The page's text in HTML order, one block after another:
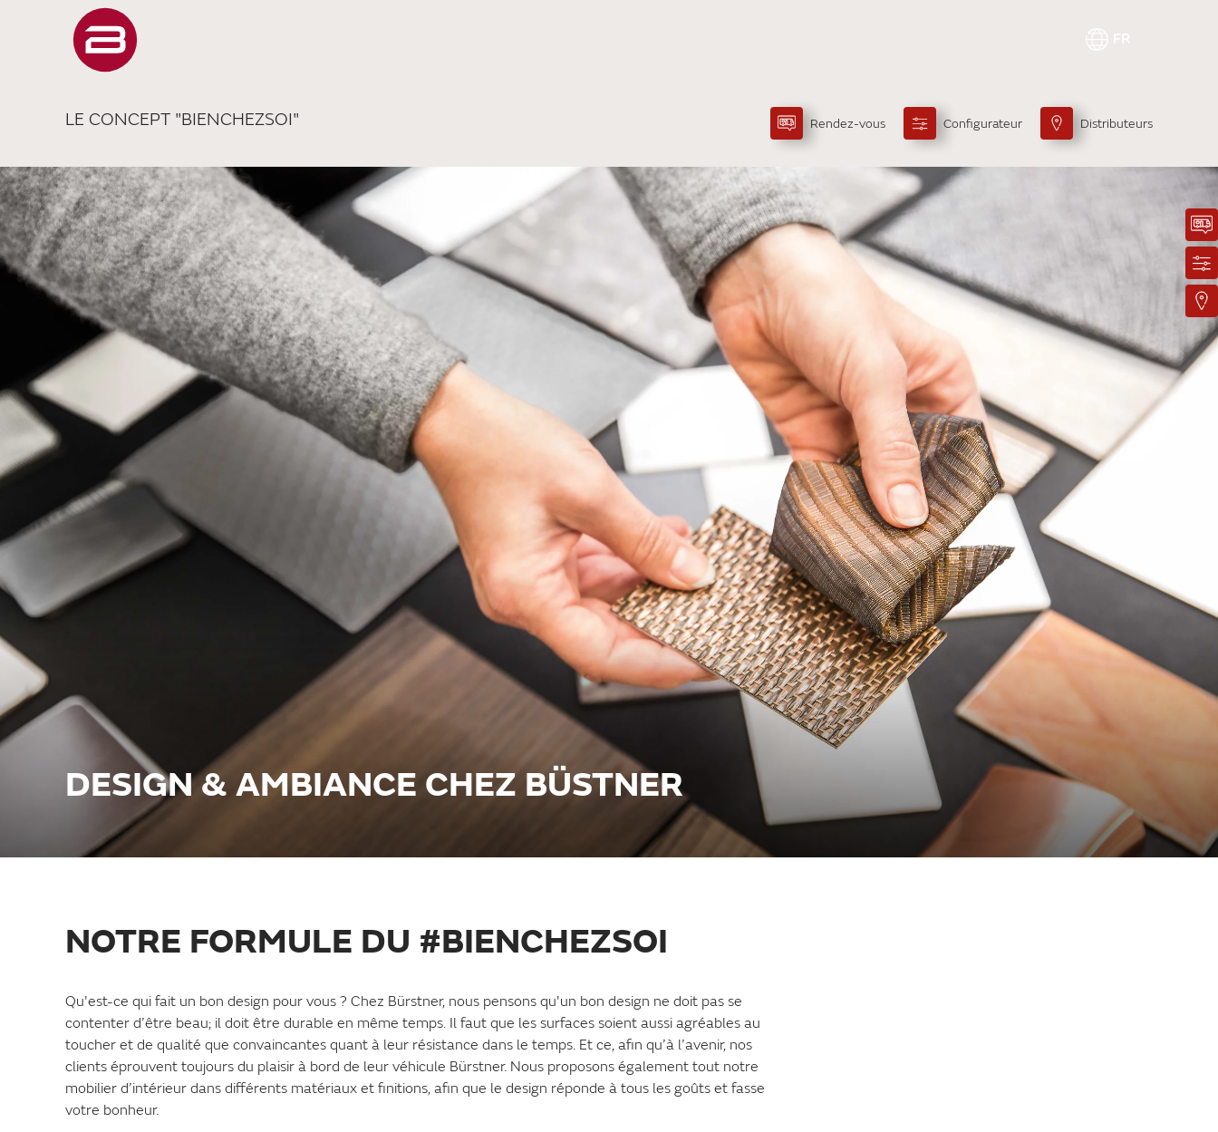
FR
LE CONCEPT "BIENCHEZSOI" Rendez-vous Configurateur Distributeurs
DESIGN & AMBIANCE CHEZ BÜSTNER
NOTRE FORMULE DU #BIENCHEZSOI
Qu'est-ce qui fait un bon design pour vous ? Chez Bürstner, nous pensons qu'un bon design ne doit pas se
contenter d’être beau; il doit être durable en même temps. Il faut que les surfaces soient aussi agréables au
toucher et de qualité que convaincantes quant à leur résistance dans le temps. Et ce, afin qu’à l’avenir, nos
clients éprouvent toujours du plaisir à bord de leur véhicule Bürstner. Nous proposons également tout notre
mobilier d’intérieur dans différents matériaux et finitions, afin que le design réponde à tous les goûts et fasse
votre bonheur.